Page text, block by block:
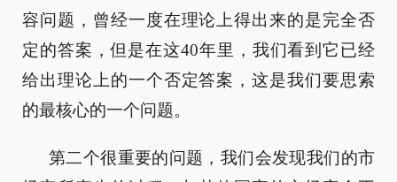
容问题，曾经一度在理论上得出来的是完全否
定的答案，但是在这40年里，我们看到它已经
给出理论上的一个否定答案，这是我们要思索
的最核心的一个问题。
第二个很重要的问题，我们会发现我们的市